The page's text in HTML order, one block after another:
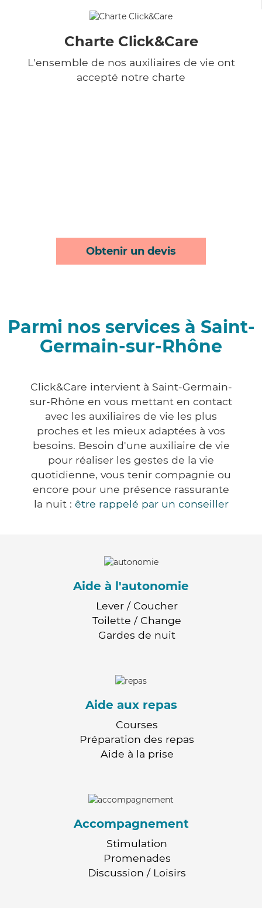
Charte Click&Care
L'ensemble de nos auxiliaires de vie ont
accepté notre charte
Obtenir un devis
Parmi nos services à Saint-
Germain-sur-Rhône
Click&Care intervient à Saint-Germain-
sur-Rhône en vous mettant en contact
avec les auxiliaires de vie les plus
proches et les mieux adaptées à vos
besoins. Besoin d'une auxiliaire de vie
pour réaliser les gestes de la vie
quotidienne, vous tenir compagnie ou
encore pour une présence rassurante
la nuit : être rappelé par un conseiller
Aide à l'autonomie
Lever / Coucher
Toilette / Change
Gardes de nuit
Aide aux repas
Courses
Préparation des repas
Aide à la prise
Accompagnement
Stimulation
Promenades
Discussion / Loisirs